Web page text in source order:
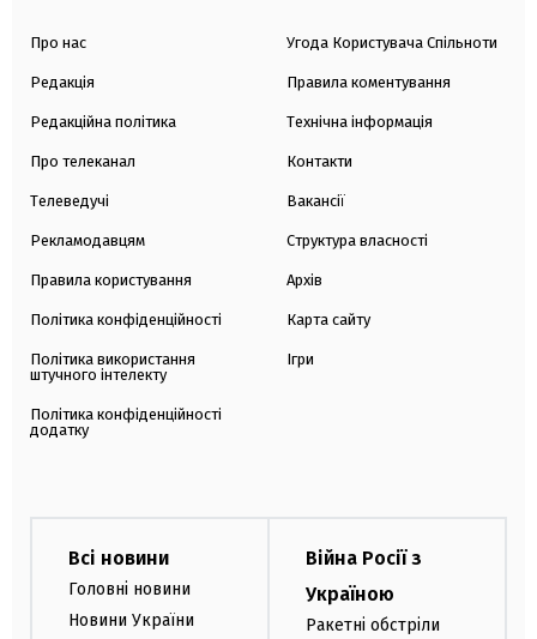
Про нас
Редакція
Редакційна політика
Про телеканал
Телеведучі
Рекламодавцям
Правила користування
Політика конфіденційності
Політика використання
штучного інтелекту
Політика конфіденційності
додатку
Угода Користувача Спільноти
Правила коментування
Технічна інформація
Контакти
Вакансії
Структура власності
Архів
Карта сайту
Ігри
Всі новини
Головні новини
Новини України
Війна Росії з
Україною
Ракетні обстріли